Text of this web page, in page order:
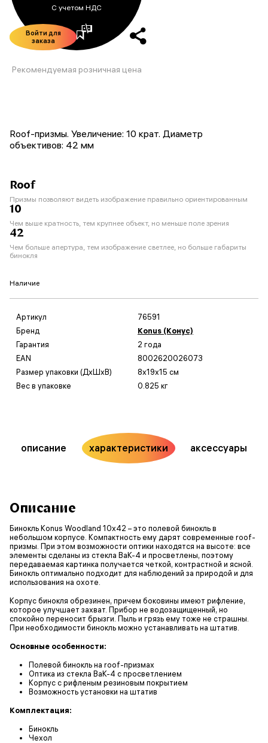
С учетом НДС
Войти для
заказа
Рекомендуемая розничная цена
Roof-призмы. Увеличение: 10 крат. Диаметр
объективов: 42 мм
Roof
Призмы позволяют видеть изображение правильно ориентированным
10
Чем выше кратность, тем крупнее объект, но меньше поле зрения
42
Чем больше апертура, тем изображение светлее, но больше габариты
бинокля
Наличие
Артикул
76591
Бренд
Konus (Конус)
Гарантия
2 года
EAN
8002620026073
Размер упаковки (ДxШxВ)
8x19x15 см
Вес в упаковке
0.825 кг
описание характеристики аксессуары
Описание
Бинокль Konus Woodland 10x42 – это полевой бинокль в
небольшом корпусе. Компактность ему дарят современные roof-
призмы. При этом возможности оптики находятся на высоте: все
элементы сделаны из стекла BaK-4 и просветлены, поэтому
передаваемая картинка получается четкой, контрастной и ясной.
Бинокль оптимально подходит для наблюдений за природой и для
использования на охоте.
Корпус бинокля обрезинен, причем боковины имеют рифление,
которое улучшает захват. Прибор не водозащищенный, но
спокойно переносит брызги. Пыль и грязь ему тоже не страшны.
При необходимости бинокль можно устанавливать на штатив.
Основные особенности:
Полевой бинокль на roof-призмах
Оптика из стекла BaK-4 с просветлением
Корпус с рифленым резиновым покрытием
Возможность установки на штатив
Комплектация:
Бинокль
Чехол